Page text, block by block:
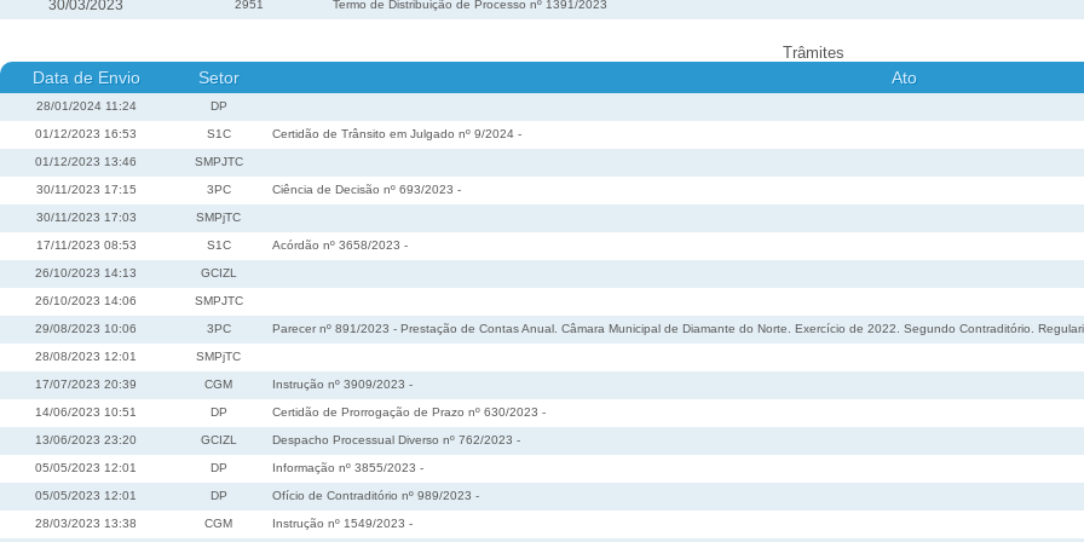
30/03/2023 2951 Termo de Distribuição de Processo nº 1391/2023
Trâmites
Data de Envio Setor Ato
28/01/2024 11:24 DP
01/12/2023 16:53 S1C Certidão de Trânsito em Julgado nº 9/2024 -
01/12/2023 13:46 SMPJTC
30/11/2023 17:15 3PC Ciência de Decisão nº 693/2023 -
30/11/2023 17:03 SMPjTC
17/11/2023 08:53 S1C Acórdão nº 3658/2023 -
26/10/2023 14:13 GCIZL
26/10/2023 14:06 SMPJTC
29/08/2023 10:06 3PC Parecer nº 891/2023 - Prestação de Contas Anual. Câmara Municipal de Diamante do Norte. Exercício de 2022. Segundo Contraditório.
28/08/2023 12:01 SMPjTC
17/07/2023 20:39 CGM Instrução nº 3909/2023 -
14/06/2023 10:51 DP Certidão de Prorrogação de Prazo nº 630/2023 -
13/06/2023 23:20 GCIZL Despacho Processual Diverso nº 762/2023 -
05/05/2023 12:01 DP Informação nº 3855/2023 -
05/05/2023 12:01 DP Ofício de Contraditório nº 989/2023 -
28/03/2023 13:38 CGM Instrução nº 1549/2023 -